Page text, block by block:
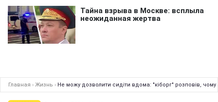
Главная › Жизнь › Не можу дозволити сидіти вдома: "кіборг" розповів, чому